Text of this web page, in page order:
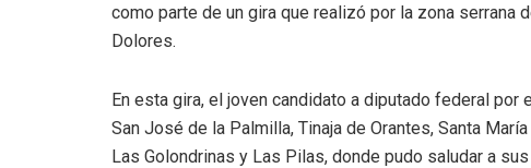
como parte de un gira que realizó por la zona
Dolores.
En esta gira, el joven candidato a diputado federal
San José de la Palmilla, Tinaja de Orantes, Santa
Las Golondrinas y Las Pilas, donde pudo saludar a